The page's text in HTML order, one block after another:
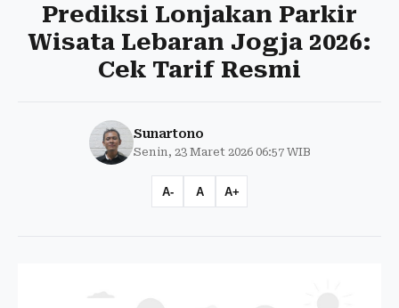
Prediksi Lonjakan Parkir
Wisata Lebaran Jogja 2026:
Cek Tarif Resmi
Sunartono
Senin, 23 Maret 2026 06:57 WIB
A- A A+